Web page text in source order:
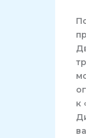
к